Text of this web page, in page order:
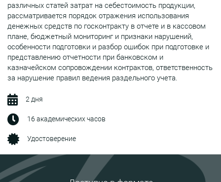
различных статей затрат на себестоимость продукции,
рассматривается порядок отражения использования
денежных средств по госконтракту в отчете и в кассовом
плане, бюджетный мониторинг и признаки нарушений,
особенности подготовки и разбор ошибок при подготовке и
представлению отчетности при банковском и
казначейском сопровождении контрактов, ответственность
за нарушение правил ведения раздельного учета.
2 дня
16 академических часов
Удостоверение